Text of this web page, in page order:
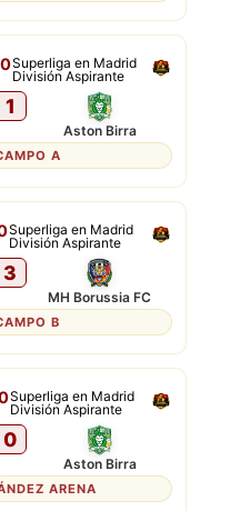
Superliga en Madrid
División Aspirante
1
Aston Birra
A
Superliga en Madrid
División Aspirante
3
MH Borussia FC
B
Superliga en Madrid
División Aspirante
0
Aston Birra
ARENA